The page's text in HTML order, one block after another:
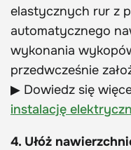
elastycznych rur z
automatycznego
wykonania
przedwcześnie
▶ Dowiedz się
instalację
4. Ułóż